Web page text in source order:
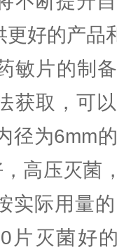
更好的产品
敏片的制
获取，可
径为6mm
高压灭菌
实际用量
片灭菌好